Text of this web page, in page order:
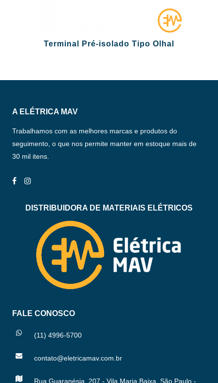
Terminal Pré-isolado Tipo Olhal
A ELÉTRICA MAV
Trabalhamos com as melhores marcas e produtos do
seguimento, o que nos permite manter em estoque mais de
30 mil itens.
DISTRIBUIDORA DE MATERIAIS ELÉTRICOS
FALE CONOSCO
(11) 4996-5700
contato@eletricamav.com.br
Rua Guaranésia, 207 - Vila Maria Baixa, São Paulo -